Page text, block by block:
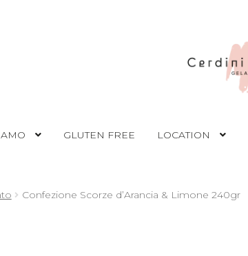
GLUTEN FREE LOCATION
Confezione Scorze d’Arancia & Limone 240gr